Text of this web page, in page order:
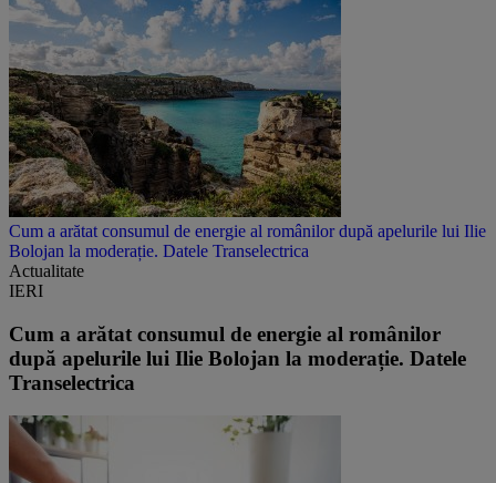
Cum a arătat consumul de energie al românilor după apelurile lui Ilie
Bolojan la moderație. Datele Transelectrica
Actualitate
IERI
Cum a arătat consumul de energie al românilor
după apelurile lui Ilie Bolojan la moderație. Datele
Transelectrica